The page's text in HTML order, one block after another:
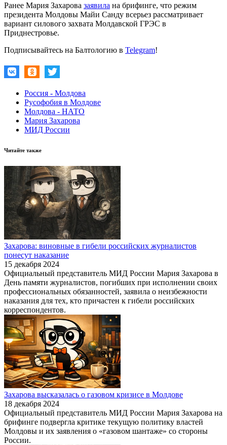
Ранее Мария Захарова заявила на брифинге, что режим
президента Молдовы Майи Санду всерьез рассматривает
вариант силового захвата Молдавской ГРЭС в
Приднестровье.
Подписывайтесь на Балтологию в Telegram!
Россия - Молдова
Русофобия в Молдове
Молдова - НАТО
Мария Захарова
МИД России
Читайте также
Захарова: виновные в гибели российских журналистов
понесут наказание
15 декабря 2024
Официальный представитель МИД России Мария Захарова в
День памяти журналистов, погибших при исполнении своих
профессиональных обязанностей, заявила о неизбежности
наказания для тех, кто причастен к гибели российских
корреспондентов.
Захарова высказалась о газовом кризисе в Молдове
18 декабря 2024
Официальный представитель МИД России Мария Захарова на
брифинге подвергла критике текущую политику властей
Молдовы и их заявления о «газовом шантаже» со стороны
России.